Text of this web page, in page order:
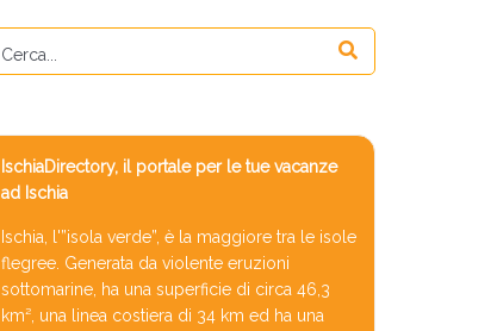
IschiaDirectory, il portale per le tue vacanze
ad Ischia
Ischia, l'”isola verde”, è la maggiore tra le isole
flegree. Generata da violente eruzioni
sottomarine, ha una superficie di circa 46,3
km², una linea costiera di 34 km ed ha una